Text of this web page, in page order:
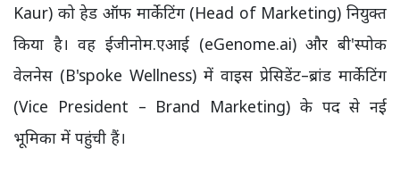
Kaur) को हेड ऑफ मार्केटिंग (Head of Marketing) नियुक्त
किया है। वह ईजीनोम.एआई (eGenome.ai) और बी'स्पोक
वेलनेस (B'spoke Wellness) में वाइस प्रेसिडेंट–ब्रांड मार्केटिंग
(Vice President – Brand Marketing) के पद से नई
भूमिका में पहुंची हैं।